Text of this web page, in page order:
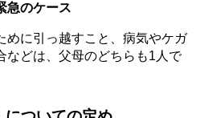
急のケース
めに引っ越すこと、病気やケガ
などは、父母のどちらも1人で